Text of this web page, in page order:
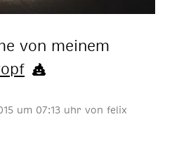
von mei­nem
um 07:13 uhr von felix